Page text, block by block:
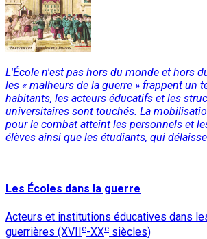
L'École n'est pas hors du monde et hors
les « malheurs de la guerre » frappent un
habitants, les acteurs éducatifs et les
universitaires sont touchés. La
pour le combat atteint les personnels et
élèves ainsi que les étudiants, qui
Les Écoles dans la guerre
Acteurs et institutions éducatives dans
guerrières (XVIIe-XXe siècles)